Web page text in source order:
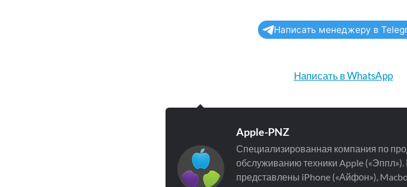
Написать менеджеру в
Написать в WhatsApp
Apple-PNZ
Специализированная компания по
обслуживанию техники Apple («Эппл»).
представлены iPhone («Айфон»),